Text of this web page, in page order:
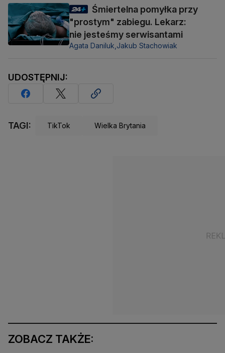
Śmiertelna pomyłka przy
"prostym" zabiegu. Lekarz:
nie jesteśmy serwisantami
Agata Daniluk, Jakub Stachowiak
UDOSTĘPNIJ:
TAGI: TikTok Wielka Brytania
ZOBACZ TAKŻE: